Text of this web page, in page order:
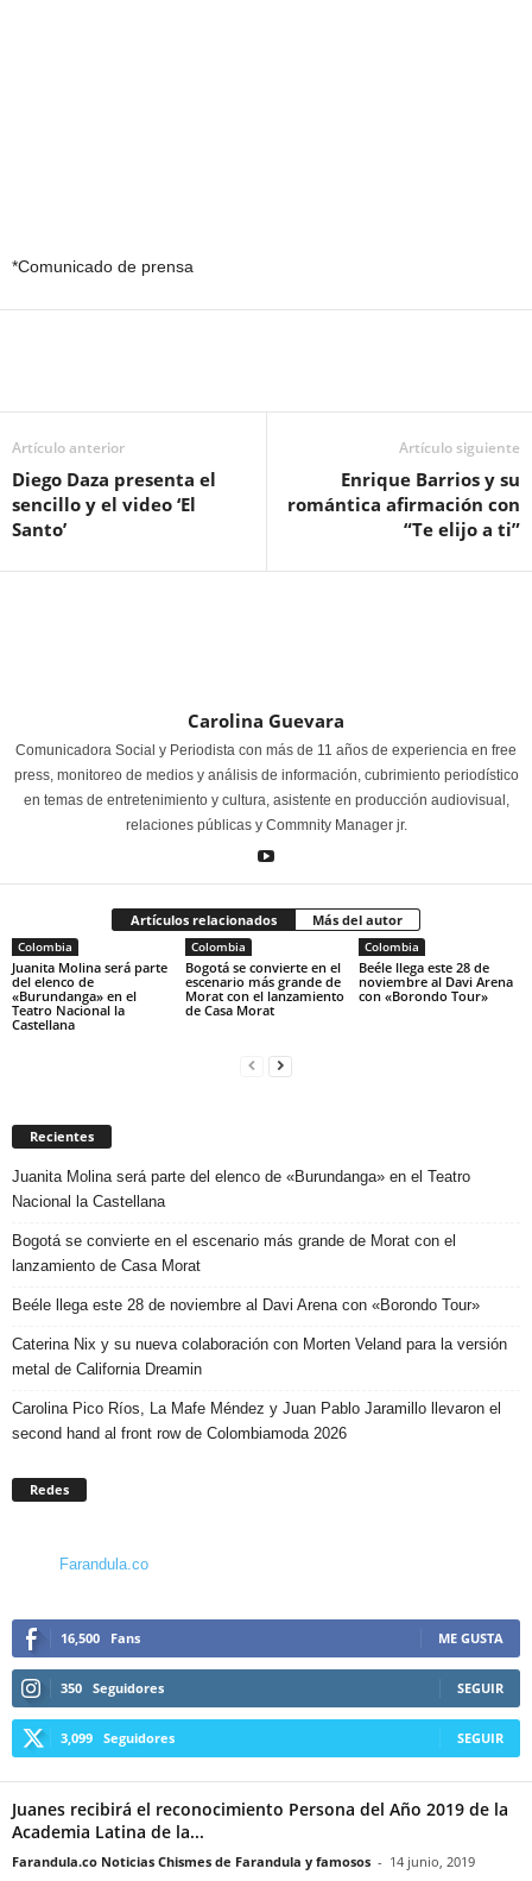
*Comunicado de prensa
Artículo anterior
Diego Daza presenta el
sencillo y el video ‘El
Santo’
Artículo siguiente
Enrique Barrios y su
romántica afirmación con
“Te elijo a ti”
Carolina Guevara
Comunicadora Social y Periodista con más de 11 años de experiencia en free
press, monitoreo de medios y análisis de información, cubrimiento periodístico
en temas de entretenimiento y cultura, asistente en producción audiovisual,
relaciones públicas y Commnity Manager jr.
Artículos relacionados Más del autor
Colombia
Juanita Molina será parte
del elenco de
«Burundanga» en el
Teatro Nacional la
Castellana
Colombia
Bogotá se convierte en el
escenario más grande de
Morat con el lanzamiento
de Casa Morat
Colombia
Beéle llega este 28 de
noviembre al Davi Arena
con «Borondo Tour»
Recientes
Juanita Molina será parte del elenco de «Burundanga» en el Teatro
Nacional la Castellana
Bogotá se convierte en el escenario más grande de Morat con el
lanzamiento de Casa Morat
Beéle llega este 28 de noviembre al Davi Arena con «Borondo Tour»
Caterina Nix y su nueva colaboración con Morten Veland para la versión
metal de California Dreamin
Carolina Pico Ríos, La Mafe Méndez y Juan Pablo Jaramillo llevaron el
second hand al front row de Colombiamoda 2026
Redes
Farandula.co
16,500 Fans ME GUSTA
350 Seguidores SEGUIR
3,099 Seguidores SEGUIR
Juanes recibirá el reconocimiento Persona del Año 2019 de la
Academia Latina de la...
Farandula.co Noticias Chismes de Farandula y famosos - 14 junio, 2019